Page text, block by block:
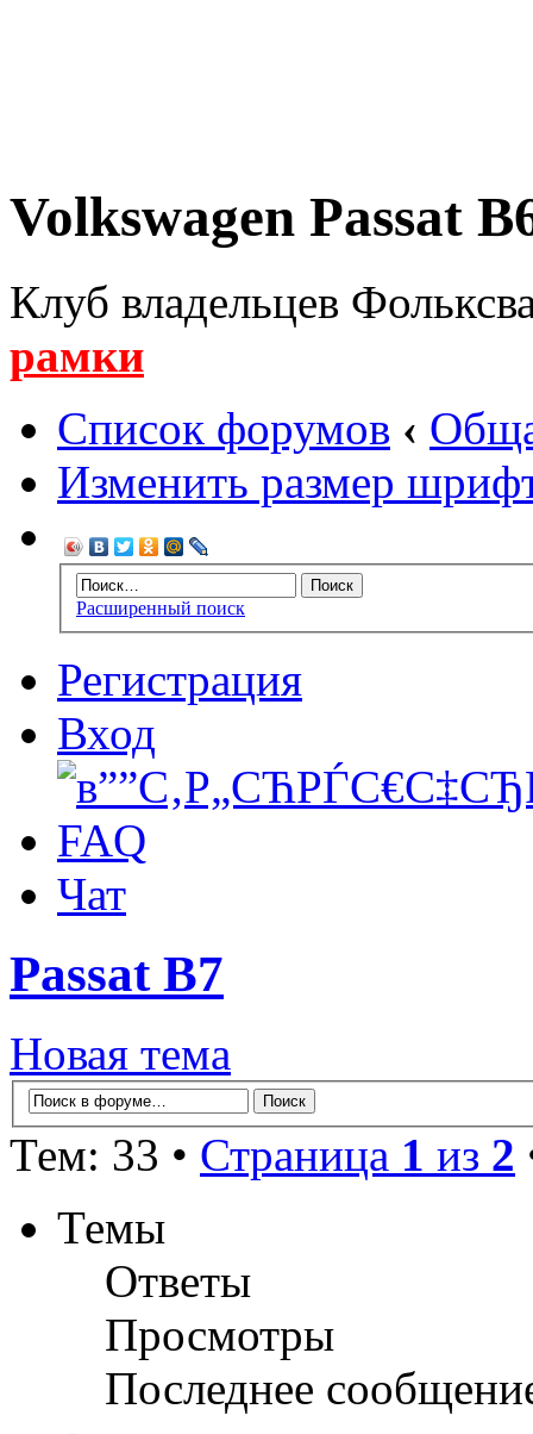
Volkswagen Passat
Клуб владельцев
рамки
Список форумов ‹
Изменить размер
Расширенный поиск
Регистрация
Вход
FAQ
Чат
Passat B7
Новая тема
Тем: 33 • Страница 1 из 2
Темы
Ответы
Просмотры
Последнее